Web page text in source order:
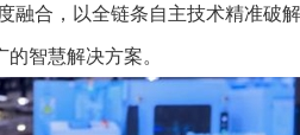
融合，以全链条自主技术精准破
智慧解决方案。